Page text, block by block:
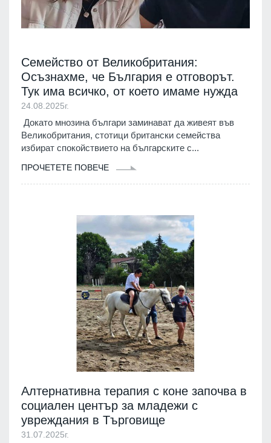
Семейство от Великобритания:
Осъзнахме, че България е отговорът.
Тук има всичко, от което имаме нужда
24.08.2025г.
Докато мнозина българи заминават да живеят във
Великобритания, стотици британски семейства
избират спокойствието на българските с...
ПРОЧЕТЕТЕ ПОВЕЧЕ
Алтернативна терапия с коне започва в
социален център за младежи с
увреждания в Търговище
31.07.2025г.